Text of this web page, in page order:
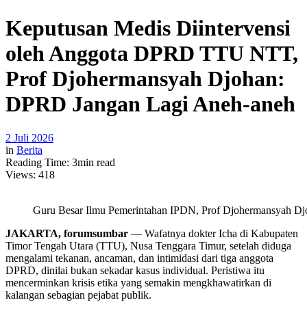
Keputusan Medis Diintervensi
oleh Anggota DPRD TTU NTT,
Prof Djohermansyah Djohan:
DPRD Jangan Lagi Aneh-aneh
2 Juli 2026
in Berita
Reading Time: 3min read
Views: 418
Guru Besar Ilmu Pemerintahan IPDN, Prof Djohermansyah
JAKARTA, forumsumbar — Wafatnya dokter Icha di Kabupaten
Timor Tengah Utara (TTU), Nusa Tenggara Timur, setelah diduga
mengalami tekanan, ancaman, dan intimidasi dari tiga anggota
DPRD, dinilai bukan sekadar kasus individual. Peristiwa itu
mencerminkan krisis etika yang semakin mengkhawatirkan di
kalangan sebagian pejabat publik.